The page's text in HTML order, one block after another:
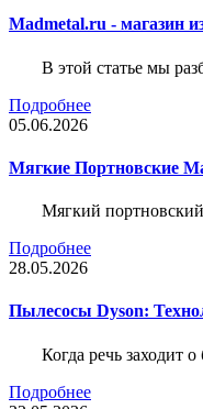
Madmetal.ru - магазин
В этой статье мы
Подробнее
05.06.2026
Мягкие Портновские
Мягкий
Подробнее
28.05.2026
Пылесосы Dyson:
Когда речь заходит
Подробнее